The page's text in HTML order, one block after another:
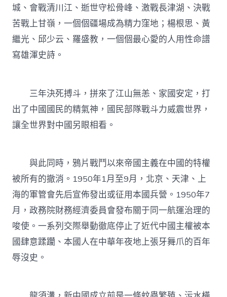
城、會戰清川江、逝世守松骨峰、激戰長津湖、決戰
苦戰上甘嶺，一個個疆場成為精力窪地；楊根思、黃
繼光、邱少云、羅盛教，一個個最心愛的人用性命譜
寫雄渾史詩。
三年決死搏斗，拼來了江山無恙、家國安定，打
出了中國國民的精氣神，國民部隊戰斗力威震世界，
讓全世界對中國另眼相看。
與此同時，鴉片戰鬥以來帝國主義在中國的特權
被所有的撤消。1950年1月至9月，北京、天津、上
海的軍管會先后宣佈發出或征用本國兵營。1950年7
月，政務院財務經濟委員會發布關于同一航運治理的
唆使。一系列交際舉動徹底停止了近代中國主權被本
國肆意蹂躪、本國人在中華年夜地上張牙舞爪的百年
辱沒史。